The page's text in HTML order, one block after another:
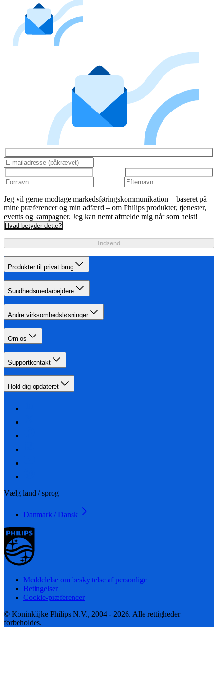
Jeg vil gerne modtage markedsføringskommunikation – baseret på
mine præferencer og min adfærd – om Philips produkter, tjenester,
events og kampagner. Jeg kan nemt afmelde mig når som helst!
Hvad betyder dette?
Indsend
Produkter til privat brug
Sundhedsmedarbejdere
Andre virksomhedsløsninger
Om os
Supportkontakt
Hold dig opdateret
Vælg land / sprog
Danmark / Dansk
Meddelelse om beskyttelse af personlige
Betingelser
Cookie-præferencer
© Koninklijke Philips N.V., 2004 - 2026. Alle rettigheder
forbeholdes.